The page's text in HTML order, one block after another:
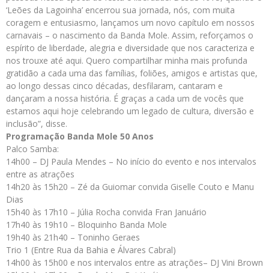
‘Leões da Lagoinha’ encerrou sua jornada, nós, com muita
coragem e entusiasmo, lançamos um novo capítulo em nossos
carnavais – o nascimento da Banda Mole. Assim, reforçamos o
espírito de liberdade, alegria e diversidade que nos caracteriza e
nos trouxe até aqui. Quero compartilhar minha mais profunda
gratidão a cada uma das famílias, foliões, amigos e artistas que,
ao longo dessas cinco décadas, desfilaram, cantaram e
dançaram a nossa história. É graças a cada um de vocês que
estamos aqui hoje celebrando um legado de cultura, diversão e
inclusão”, disse.
Programação Banda Mole 50 Anos
Palco Samba:
14h00 – DJ Paula Mendes – No início do evento e nos intervalos
entre as atrações
14h20 às 15h20 – Zé da Guiomar convida Giselle Couto e Manu
Dias
15h40 às 17h10 – Júlia Rocha convida Fran Januário
17h40 às 19h10 – Bloquinho Banda Mole
19h40 às 21h40 – Toninho Geraes
Trio 1 (Entre Rua da Bahia e Álvares Cabral)
14h00 às 15h00 e nos intervalos entre as atrações– DJ Vini Brown